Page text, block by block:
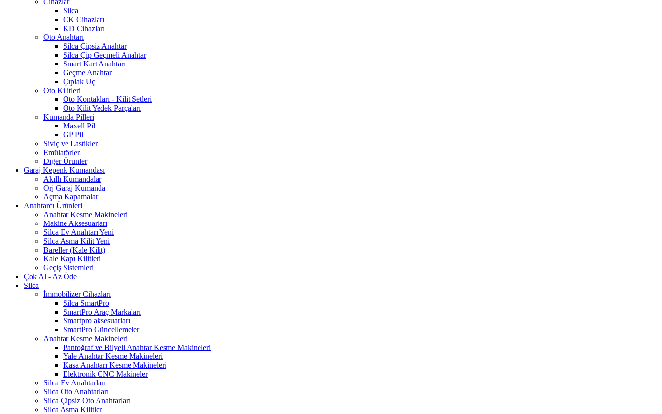
Cihazlar
Silca
CK Cihazları
KD Cihazları
Oto Anahtarı
Silca Çipsiz Anahtar
Silca Çip Geçmeli Anahtar
Smart Kart Anahtarı
Geçme Anahtar
Çıplak Uç
Oto Kilitleri
Oto Kontakları - Kilit Setleri
Oto Kilit Yedek Parçaları
Kumanda Pilleri
Maxell Pil
GP Pil
Siviç ve Lastikler
Emülatörler
Diğer Ürünler
Garaj Kepenk Kumandası
Akıllı Kumandalar
Orj Garaj Kumanda
Açma Kapamalar
Anahtarcı Ürünleri
Anahtar Kesme Makineleri
Makine Aksesuarları
Silca Ev Anahtarı Yeni
Silca Asma KilitYeni
Bareller (Kale Kilit)
Kale Kapı Kilitleri
Geçiş Sistemleri
Çok Al - Az Öde
Silca
İmmobilizer Cihazları
Silca SmartPro
SmartPro Araç Markaları
Smartpro aksesuarları
SmartPro Güncellemeler
Anahtar Kesme Makineleri
Pantoğraf ve Bilyeli Anahtar Kesme Makineleri
Yale Anahtar Kesme Makineleri
Kasa Anahtarı Kesme Makineleri
Elektronik CNC Makineler
Silca Ev Anahtarları
Silca Oto Anahtarları
Silca Çipsiz Oto Anahtarları
Silca Asma Kilitler